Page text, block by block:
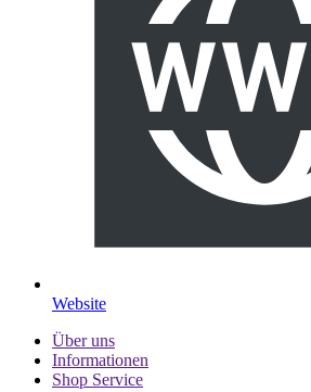
Website
Über uns
Informationen
Shop Service